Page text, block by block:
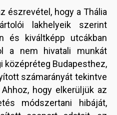
észrevétel, hogy a Thália
lakhelyeik szerint
és kiváltképp utcákban
a nem hivatali munkát
középréteg Budapesthez,
számarányát tekintve
hogy elkerüljük az
módszertani hibáját,